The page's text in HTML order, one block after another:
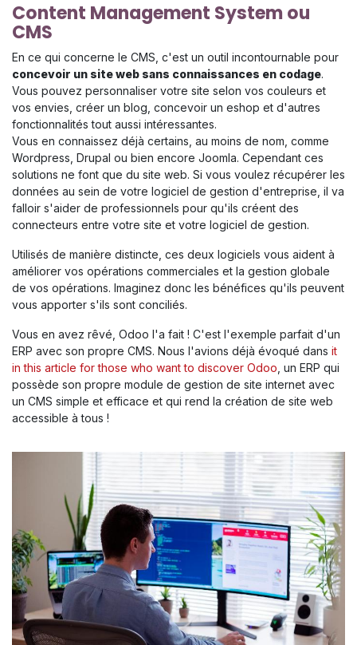
Content Management System ou
CMS
En ce qui concerne le CMS, c'est un outil incontournable pour
concevoir un site web sans connaissances en codage.
Vous pouvez personnaliser votre site selon vos couleurs et
vos envies, créer un blog, concevoir un eshop et d'autres
fonctionnalités tout aussi intéressantes.
Vous en connaissez déjà certains, au moins de nom, comme
Wordpress, Drupal ou bien encore Joomla. Cependant ces
solutions ne font que du site web. Si vous voulez récupérer les
données au sein de votre logiciel de gestion d'entreprise, il va
falloir s'aider de professionnels pour qu'ils créent des
connecteurs entre votre site et votre logiciel de gestion.
Utilisés de manière distincte, ces deux logiciels vous aident à
améliorer vos opérations commerciales et la gestion globale
de vos opérations. Imaginez donc les bénéfices qu'ils peuvent
vous apporter s'ils sont conciliés.
Vous en avez rêvé, Odoo l'a fait ! C'est l'exemple parfait d'un
ERP avec son propre CMS. Nous l'avions déjà évoqué dans it
in this article for those who want to discover Odoo, un ERP qui
possède son propre module de gestion de site internet avec
un CMS simple et efficace et qui rend la création de site web
accessible à tous !